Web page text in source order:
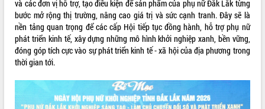
Bí thư Tỉnh ủy Lương Nguyễn Minh
Triết thăm, tặng quà người có công với
cách mạng
Rà soát, hoàn thiện hệ thống thiết chế
văn hóa, thể thao đáp ứng yêu cầu
phát triển mới
Thường trực HĐND tỉnh Đắk Lắk gặp
mặt Đoàn chuyên gia y tế TP. Hồ Chí
Minh
LIÊN KẾT WEB
và các đơn vị hỗ trợ, tạo điều kiện để sản phẩm của phụ nữ Đắk Lắk từng
bước mở rộng thị trường, nâng cao giá trị và sức cạnh tranh. Đây sẽ là
nền tảng quan trọng để các cấp Hội tiếp tục đồng hành, hỗ trợ phụ nữ
phát triển kinh tế, xây dựng những mô hình khởi nghiệp xanh, bền vững,
đóng góp tích cực vào sự phát triển kinh tế - xã hội của địa phương trong
thời gian tới.